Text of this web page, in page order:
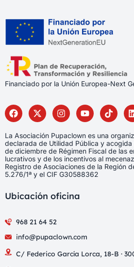
Financiado por la Unión Europea-Next
La Asociación Pupaclown es una
declarada de Utilidad Pública y
de diciembre de Régimen Fiscal de las
lucrativos y de los incentivos al
Registro de Asociaciones de la Región
5.276/1ª y el CIF G30588362
Ubicación oficina
968 21 64 52
info@pupaclown.com
C/ Federico García Lorca, 18-B ·